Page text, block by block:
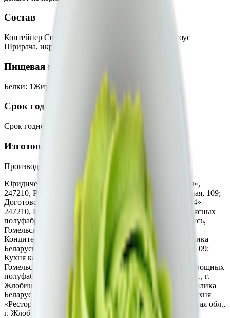
Состав
Контейнер Соусник 50мм, майонез Провансаль, соус
Шрирача, икра Тобико-ИККО.
Пищевая ценность на 100г
Белки: 1Жиры : 5
Срок годности
Срок годности
Изготовитель
Производитель:
ООО «Торговая сеть «Продмир»
Юридический адрес:Кондитерский цех «Три желания»,
247210, Республика Беларусь, г. Жлобин, ул. Шоссейная, 109;
Доготовочный кондитерский цех «Мир продуктов №4»
247210, Республика Беларусь, ул. К.Маркса, 2г; Цех мясных
полуфабрикатов ТРЦ «3 Желания» Республика Беларусь,
Гомельская обл., г. Жлобин, ул. Шоссейная, 109;
Кондитерский цех ТРЦ «3 Желания», 247210, Республика
Беларусь. Гомельская обл., г. Жлобин, ул. Шоссейная, 109;
Кухня кафе-бистро «3 минуты», Республика Беларусь,
Гомельская обл., г. Жлобин, ул. Шоссейная, 109; Цех овощных
полуфабрикатов, Республика Беларусь, Гомельская обл., г.
Жлобин, ул. Шоссейная, 109; Кухня «Кафе ХЗ», Республика
Беларусь, Гомельская обл., г. Жлобин, мкр.18, д. 6А; Кухня
«Ресторан R&B Crash», Республика Беларусь, Гомельская обл.,
г. Жлобин, ул. Шоссейная, 109А